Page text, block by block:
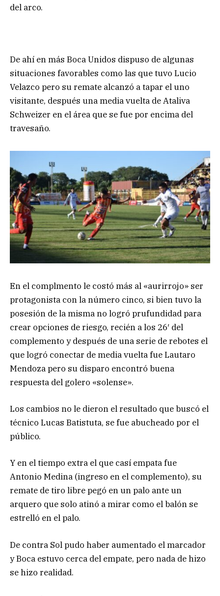
del arco.
De ahí en más Boca Unidos dispuso de algunas
situaciones favorables como las que tuvo Lucio
Velazco pero su remate alcanzó a tapar el uno
visitante, después una media vuelta de Ataliva
Schweizer en el área que se fue por encima del
travesaño.
En el complmento le costó más al «aurirrojo» ser
protagonista con la número cinco, si bien tuvo la
posesión de la misma no logró prufundidad para
crear opciones de riesgo, recién a los 26′ del
complemento y después de una serie de rebotes el
que logró conectar de media vuelta fue Lautaro
Mendoza pero su disparo encontró buena
respuesta del golero «solense».
Los cambios no le dieron el resultado que buscó el
técnico Lucas Batistuta, se fue abucheado por el
público.
Y en el tiempo extra el que casí empata fue
Antonio Medina (ingreso en el complemento), su
remate de tiro libre pegó en un palo ante un
arquero que solo atinó a mirar como el balón se
estrelló en el palo.
De contra Sol pudo haber aumentado el marcador
y Boca estuvo cerca del empate, pero nada de hizo
se hizo realidad.